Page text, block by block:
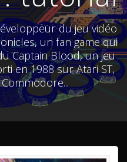
du jeu vidéo
un fan game qui
Captain Blood, un jeu
en 1988 sur Atari ST,